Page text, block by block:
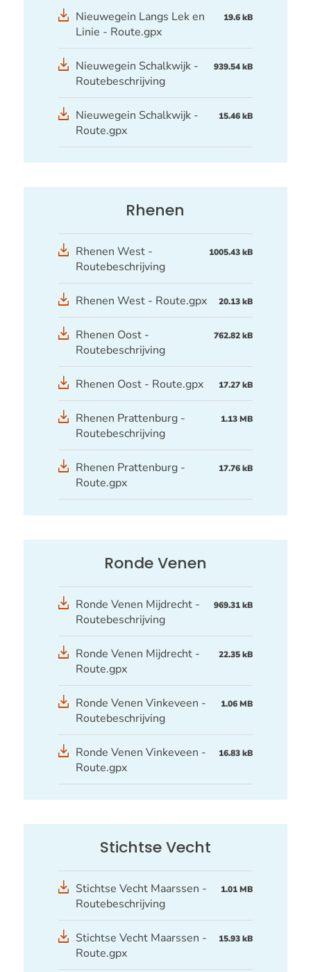
GPX
bestand
Nieuwegein Langs Lek en
Linie - Route.gpx
19.6 kB
Nieuwegein Schalkwijk -
Routebeschrijving
939.54 kB
GPX
bestand
Nieuwegein Schalkwijk -
Route.gpx
15.46 kB
Rhenen
Rhenen West -
Routebeschrijving
1005.43 kB
GPXRhenen West - Route.gpx 20.13 kB
Rhenen Oost -
Routebeschrijving
762.82 kB
GPXRhenen Oost - Route.gpx 17.27 kB
Rhenen Prattenburg -
Routebeschrijving
1.13 MB
GPX
bestand
Rhenen Prattenburg -
Route.gpx
17.76 kB
Ronde Venen
Ronde Venen Mijdrecht -
Routebeschrijving
969.31 kB
GPX
bestand
Ronde Venen Mijdrecht -
Route.gpx
22.35 kB
Ronde Venen Vinkeveen -
Routebeschrijving
1.06 MB
GPX
bestand
Ronde Venen Vinkeveen -
Route.gpx
16.83 kB
Stichtse Vecht
Stichtse Vecht Maarssen -
Routebeschrijving
1.01 MB
GPX
bestand
Stichtse Vecht Maarssen -
Route.gpx
15.93 kB